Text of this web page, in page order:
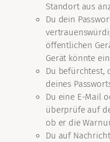
Standort aus
Du dein
öffentlichen
Gerät könnte
Du befürchtest,
deines
Du eine E-Mail
überprüfe auf
ob er die
Du auf